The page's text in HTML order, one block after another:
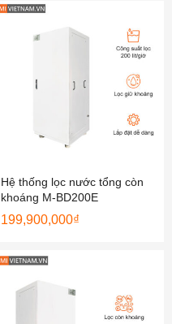
Hệ thống lọc nước tổng còn
khoáng M-BD200E
199,900,000₫